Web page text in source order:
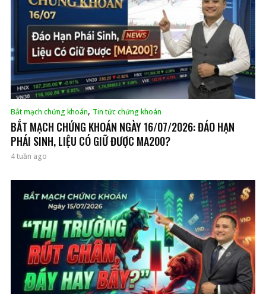
Bắt mạch chứng khoán, Tin tức chứng khoán
BẮT MẠCH CHỨNG KHOÁN NGÀY 16/07/2026: ĐÁO HẠN
PHÁI SINH, LIỆU CÓ GIỮ ĐƯỢC MA200?
4 tuần ago